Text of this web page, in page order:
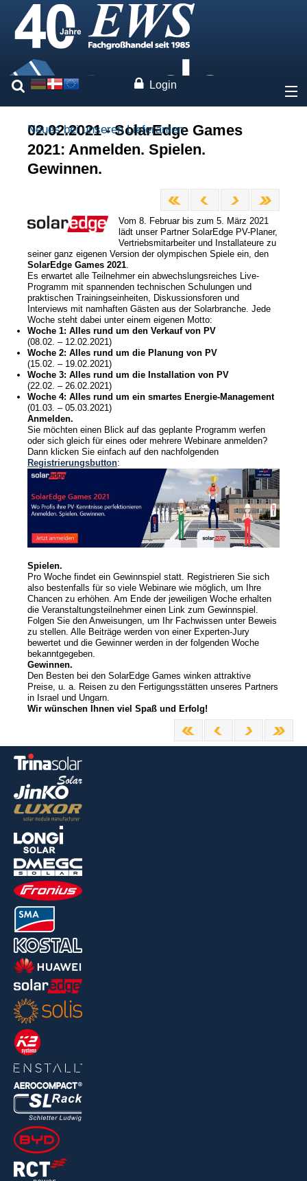
Login
Über uns
Leistungen
Fachwissen
Kontakt
News
Newsmeldungen
Newsletter
Jobs/Studien
Neues bei unseren Lieferanten
02.02.2021 - SolarEdge Games
2021: Anmelden. Spielen.
Gewinnen.
Vom 8. Februar bis zum 5. März 2021
lädt unser Partner SolarEdge PV-Planer,
Vertriebsmitarbeiter und Installateure zu
seiner ganz eigenen Version der olympischen Spiele ein, den
SolarEdge Games 2021.
Es erwartet alle Teilnehmer ein abwechslungsreiches Live-
Programm mit spannenden technischen Schulungen und
praktischen Trainingseinheiten, Diskussionsforen und
Interviews mit namhaften Gästen aus der Solarbranche. Jede
Woche steht dabei unter einem eigenen Motto:
Woche 1: Alles rund um den Verkauf von PV
(08.02. – 12.02.2021)
Woche 2: Alles rund um die Planung von PV
(15.02. – 19.02.2021)
Woche 3: Alles rund um die Installation von PV
(22.02. – 26.02.2021)
Woche 4: Alles rund um ein smartes Energie-Management
(01.03. – 05.03.2021)
Anmelden.
Sie möchten einen Blick auf das geplante Programm werfen
oder sich gleich für eines oder mehrere Webinare anmelden?
Dann klicken Sie einfach auf den nachfolgenden
Registrierungsbutton:
Spielen.
Pro Woche findet ein Gewinnspiel statt. Registrieren Sie sich
also bestenfalls für so viele Webinare wie möglich, um Ihre
Chancen zu erhöhen. Am Ende der jeweiligen Woche erhalten
die Veranstaltungsteilnehmer einen Link zum Gewinnspiel.
Folgen Sie den Anweisungen, um Ihr Fachwissen unter Beweis
zu stellen. Alle Beiträge werden von einer Experten-Jury
bewertet und die Gewinner werden in der folgenden Woche
bekanntgegeben.
Gewinnen.
Den Besten bei den SolarEdge Games winken attraktive
Preise, u. a. Reisen zu den Fertigungsstätten unseres Partners
in Israel und Ungarn.
Wir wünschen Ihnen viel Spaß und Erfolg!